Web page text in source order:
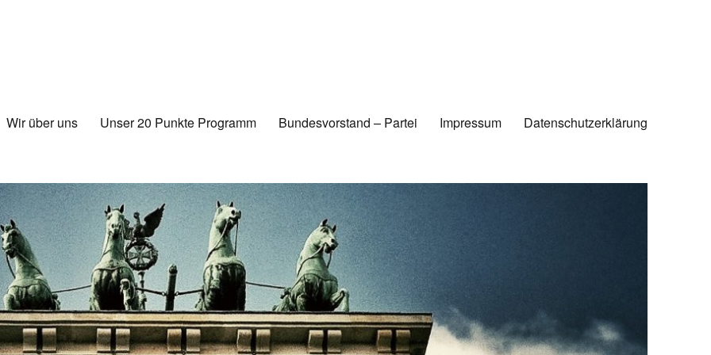
Wir über uns Unser 20 Punkte Programm Bundesvorstand – Partei Impressum Datenschutzerklärung